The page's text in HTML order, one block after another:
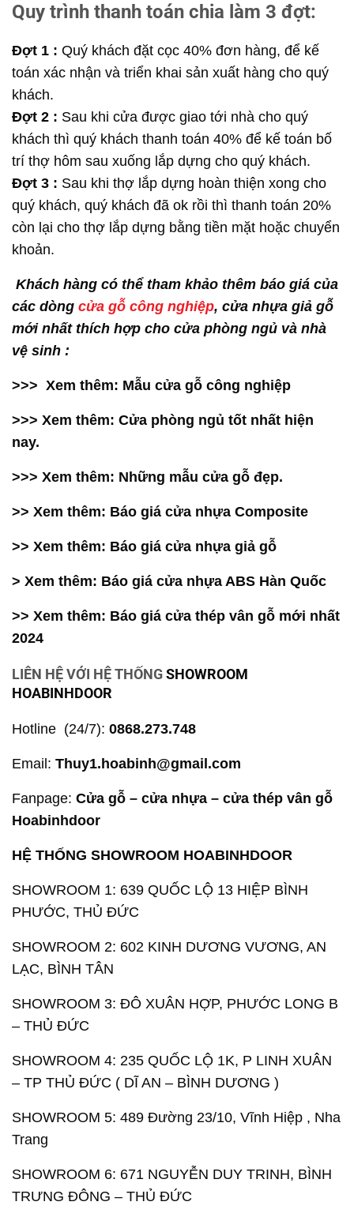
Quy trình thanh toán chia làm 3 đợt:
Đợt 1 : Quý khách đặt cọc 40% đơn hàng, để kế
toán xác nhận và triển khai sản xuất hàng cho quý
khách.
Đợt 2 : Sau khi cửa được giao tới nhà cho quý
khách thì quý khách thanh toán 40% để kế toán bố
trí thợ hôm sau xuống lắp dựng cho quý khách.
Đợt 3 : Sau khi thợ lắp dựng hoàn thiện xong cho
quý khách, quý khách đã ok rồi thì thanh toán 20%
còn lại cho thợ lắp dựng bằng tiền mặt hoặc chuyển
khoản.
Khách hàng có thể tham khảo thêm báo giá của
các dòng cửa gỗ công nghiệp, cửa nhựa giả gỗ
mới nhất thích hợp cho cửa phòng ngủ và nhà
vệ sinh :
>>> Xem thêm: Mẫu cửa gỗ công nghiệp
>>> Xem thêm: Cửa phòng ngủ tốt nhất hiện
nay.
>>> Xem thêm: Những mẫu cửa gỗ đẹp.
>> Xem thêm: Báo giá cửa nhựa Composite
>> Xem thêm: Báo giá cửa nhựa giả gỗ
> Xem thêm: Báo giá cửa nhựa ABS Hàn Quốc
>> Xem thêm: Báo giá cửa thép vân gỗ mới nhất
2024
LIÊN HỆ VỚI HỆ THỐNGSHOWROOM
HOABINHDOOR
Hotline (24/7): 0868.273.748
Email: Thuy1.hoabinh@gmail.com
Fanpage: Cửa gỗ – cửa nhựa – cửa thép vân gỗ
Hoabinhdoor
HỆ THỐNG SHOWROOM HOABINHDOOR
SHOWROOM 1: 639 QUỐC LỘ 13 HIỆP BÌNH
PHƯỚC, THỦ ĐỨC
SHOWROOM 2: 602 KINH DƯƠNG VƯƠNG, AN
LẠC, BÌNH TÂN
SHOWROOM 3: ĐÔ XUÂN HỢP, PHƯỚC LONG B
– THỦ ĐỨC
SHOWROOM 4: 235 QUỐC LỘ 1K, P LINH XUÂN
– TP THỦ ĐỨC ( DĨ AN – BÌNH DƯƠNG )
SHOWROOM 5: 489 Đường 23/10, Vĩnh Hiệp , Nha
Trang
SHOWROOM 6: 671 NGUYỄN DUY TRINH, BÌNH
TRƯNG ĐÔNG – THỦ ĐỨC